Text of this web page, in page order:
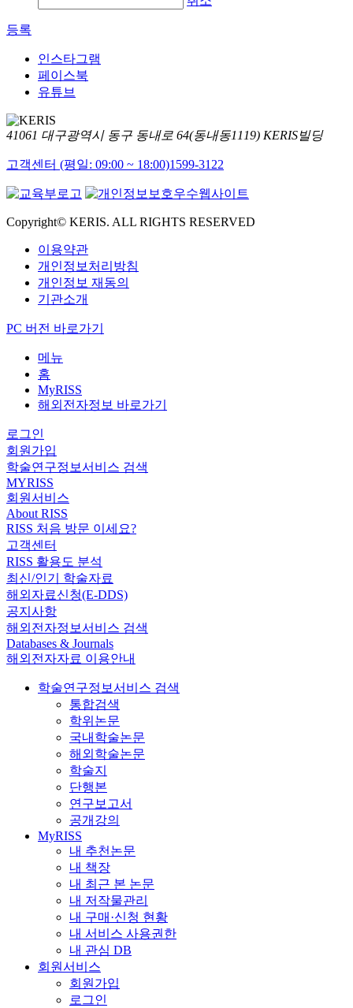
등록
인스타그램
페이스북
유튜브
41061 대구광역시 동구 동내로 64(동내동1119) KERIS빌딩
고객센터 (평일: 09:00 ~ 18:00)1599-3122
Copyright© KERIS. ALL RIGHTS RESERVED
이용약관
개인정보처리방침
개인정보 재동의
기관소개
PC 버전 바로가기
메뉴
홈
MyRISS
해외전자정보 바로가기
로그인
회원가입
학술연구정보서비스 검색
MYRISS
회원서비스
About RISS
RISS 처음 방문 이세요?
고객센터
RISS 활용도 분석
최신/인기 학술자료
해외자료신청(E-DDS)
공지사항
해외전자정보서비스 검색
Databases & Journals
해외전자자료 이용안내
학술연구정보서비스 검색
통합검색
학위논문
국내학술논문
해외학술논문
학술지
단행본
연구보고서
공개강의
MyRISS
내 추천논문
내 책장
내 최근 본 논문
내 저작물관리
내 구매·신청 현황
내 서비스 사용권한
내 관심 DB
회원서비스
회원가입
로그인